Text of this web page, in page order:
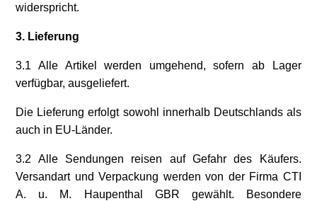
widerspricht.
3. Lieferung
3.1 Alle Artikel werden umgehend, sofern ab Lager
verfügbar, ausgeliefert.
Die Lieferung erfolgt sowohl innerhalb Deutschlands als
auch in EU-Länder.
3.2 Alle Sendungen reisen auf Gefahr des Käufers.
Versandart und Verpackung werden von der Firma CTI
A. u. M. Haupenthal GBR gewählt. Besondere